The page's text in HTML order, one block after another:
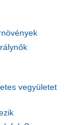
vegyületet